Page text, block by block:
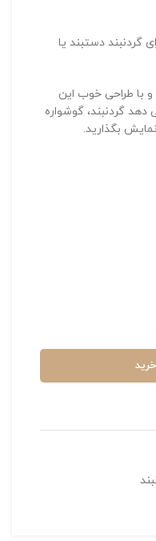
گردنبند دستبند یا
و با طراحی خوب این
گردنبند، گوشواره
بگذارید.